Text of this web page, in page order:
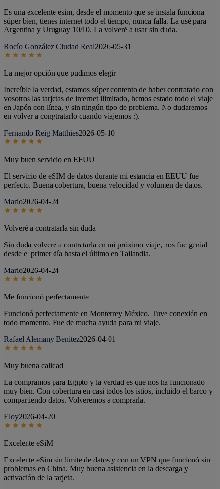
Es una excelente esim, desde el momento que se instala funciona
súper bien, tienes internet todo el tiempo, nunca falla. La usé para
Argentina y Uruguay 10/10. La volveré a usar sin duda.
Rocío González Ciudad Real2026-05-31
La mejor opción que pudimos elegir
Increíble la verdad, estamos súper contento de haber contratado con
vosotros las tarjetas de internet ilimitado, hemos estado todo el viaje
en Japón con línea, y sin ningún tipo de problema. No dudaremos
en volver a congtratarlo cuando viajemos :).
Fernando Reig Matthies2026-05-10
Muy buen servicio en EEUU
El servicio de eSIM de datos durante mi estancia en EEUU fue
perfecto. Buena cobertura, buena velocidad y volumen de datos.
Mario2026-04-24
Volveré a contratarla sin duda
Sin duda volveré a contratarla en mi próximo viaje, nos fue genial
desde el primer día hasta el último en Tailandia.
Mario2026-04-24
Me funcionó perfectamente
Funcionó perfectamente en Monterrey México. Tuve conexión en
todo momento. Fue de mucha ayuda para mi viaje.
Rafael Alemany Benitez2026-04-01
Muy buena calidad
La compramos para Egipto y la verdad es que nos ha funcionado
muy bien. Con cobertura en casi todos los istios, incluido el barco y
compartiendo datos. Volveremos a comprarla.
Eloy2026-04-20
Excelente eSiM
Excelente eSim sin límite de datos y con un VPN que funcionó sin
problemas en China. Muy buena asistencia en la descarga y
activación de la tarjeta.